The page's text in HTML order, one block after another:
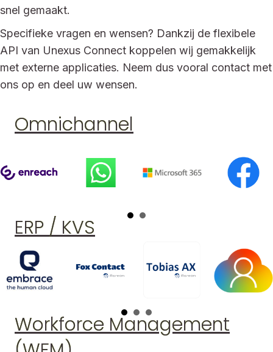
snel gemaakt.
Specifieke vragen en wensen? Dankzij de flexibele
API van Unexus Connect koppelen wij gemakkelijk
met externe applicaties. Neem dus vooral contact met
ons op en deel uw wensen.
Omnichannel
ERP / KVS
Workforce Management